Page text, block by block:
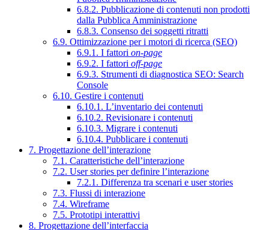
6.8.2. Pubblicazione di contenuti non prodotti
dalla Pubblica Amministrazione
6.8.3. Consenso dei soggetti ritratti
6.9. Ottimizzazione per i motori di ricerca (SEO)
6.9.1. I fattori on-page
6.9.2. I fattori off-page
6.9.3. Strumenti di diagnostica SEO: Search
Console
6.10. Gestire i contenuti
6.10.1. L’inventario dei contenuti
6.10.2. Revisionare i contenuti
6.10.3. Migrare i contenuti
6.10.4. Pubblicare i contenuti
7. Progettazione dell’interazione
7.1. Caratteristiche dell’interazione
7.2. User stories per definire l’interazione
7.2.1. Differenza tra scenari e user stories
7.3. Flussi di interazione
7.4. Wireframe
7.5. Prototipi interattivi
8. Progettazione dell’interfaccia